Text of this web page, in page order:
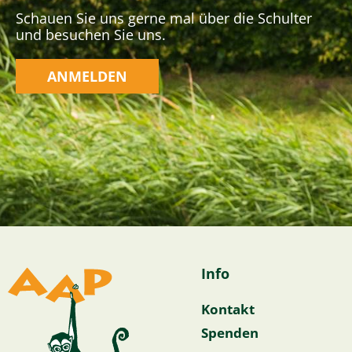
Schauen Sie uns gerne mal über die Schulter
und besuchen Sie uns.
ANMELDEN
Info
Kontakt
Spenden